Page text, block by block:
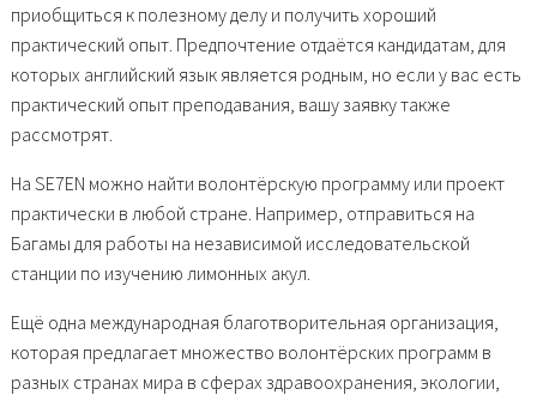
приобщиться к полезному делу и получить хороший
практический опыт. Предпочтение отдаётся кандидатам, для
которых английский язык является родным, но если у вас есть
практический опыт преподавания, вашу заявку также
рассмотрят.
На SE7EN можно найти волонтёрскую программу или проект
практически в любой стране. Например, отправиться на
Багамы для работы на независимой исследовательской
станции по изучению лимонных акул.
Ещё одна международная благотворительная организация,
которая предлагает множество волонтёрских программ в
разных странах мира в сферах здравоохранения, экологии,